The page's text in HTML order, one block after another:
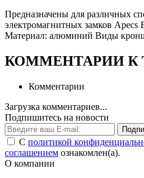
Предназначены для различных
электромагнитных замков Apecs
Материал: алюминий Виды
КОММЕНТАРИИ К
Комментарии
Загрузка комментариев...
Подпишитесь на новости
С политикой
соглашением ознакомлен(а).
О компании